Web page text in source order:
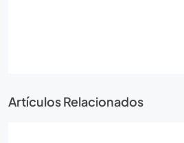
Artículos Relacionados